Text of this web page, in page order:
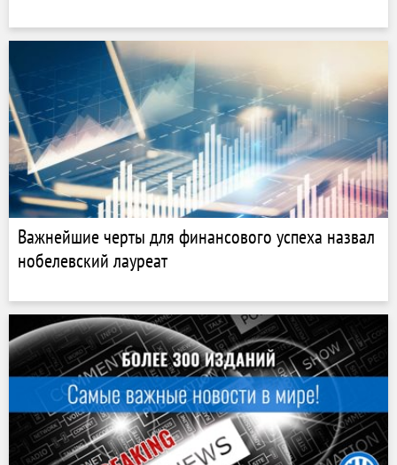
Важнейшие черты для финансового успеха назвал
нобелевский лауреат